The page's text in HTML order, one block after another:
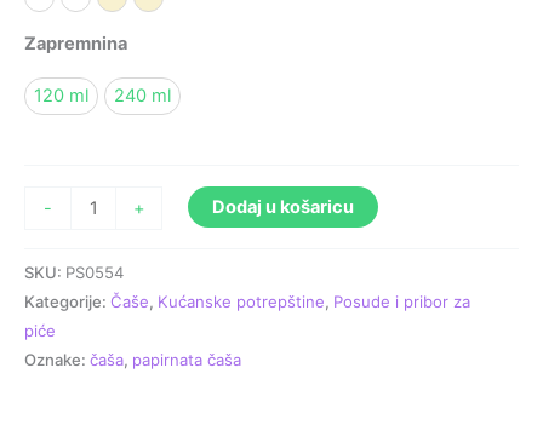
Bijela ABijela BPrirodna APrirodna B
Zapremnina
120 ml 240 ml
- + Dodaj u košaricu
SKU: PS0554
Kategorije: Čaše, Kućanske potrepštine, Posude i pribor za
piće
Oznake: čaša, papirnata čaša